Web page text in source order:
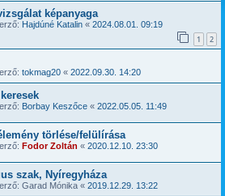
képanyaga
Hajdúné Katalin « 2024.08.01. 09:19
1 2
tokmag20 « 2022.09.30. 14:20
Borbay Keszőce « 2022.05.05. 11:49
törlése/felülírása
Fodor Zoltán « 2020.12.10. 23:30
szak, Nyíregyháza
Garad Mónika « 2019.12.29. 13:22